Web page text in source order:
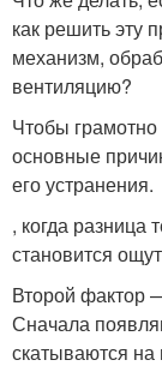
как решить эту
механизм,
вентиляцию?
Чтобы грамотно
основные
его устранения.
, когда
становится
Второй фактор
Сначала
скатываются